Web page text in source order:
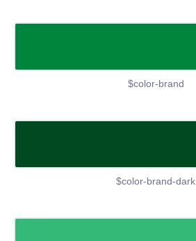
$color-brand
$color-brand-dark